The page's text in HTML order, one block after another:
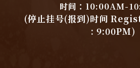
时间：10:00AM-
(停止挂号(报到)时间
: 9:00PM)